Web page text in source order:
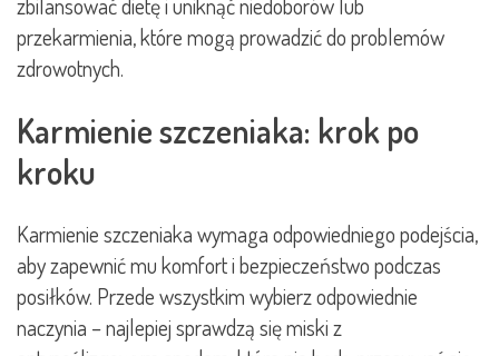
zbilansować dietę i uniknąć niedoborów lub
przekarmienia, które mogą prowadzić do problemów
zdrowotnych.
Karmienie szczeniaka: krok po
kroku
Karmienie szczeniaka wymaga odpowiedniego podejścia,
aby zapewnić mu komfort i bezpieczeństwo podczas
posiłków. Przede wszystkim wybierz odpowiednie
naczynia – najlepiej sprawdzą się miski z